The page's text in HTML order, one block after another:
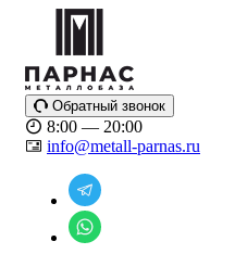
Обратный звонок
8:00 — 20:00
info@metall-parnas.ru